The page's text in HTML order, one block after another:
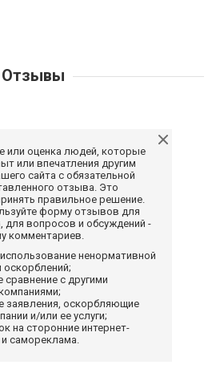
Отзывы
или оценка людей, которые
или впечатления другим
сайта с обязательной
отзыва. Это
правильное решение.
форму отзывов для
для вопросов и обсуждений -
комментариев.
использование ненормативной
оскорблений;
сравнение с другими
заявления, оскорбляющие
и/или ее услуги;
на сторонние интернет-
самореклама.